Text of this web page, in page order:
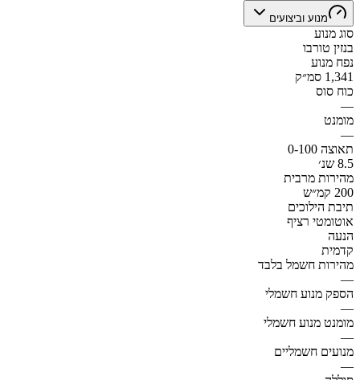
מנוע וביצועים
סוג מנוע
בנזין טורבו
נפח מנוע
1,341 סמ״ק
כוח סוס
—
מומנט
—
תאוצה 0-100
8.5 שנ׳
מהירות מרבית
200 קמ״ש
תיבת הילוכים
אוטומטי רציף
הנעה
קדמית
מהירות חשמל בלבד
—
הספק מנוע חשמלי
—
מומנט מנוע חשמלי
—
מנועים חשמליים
—